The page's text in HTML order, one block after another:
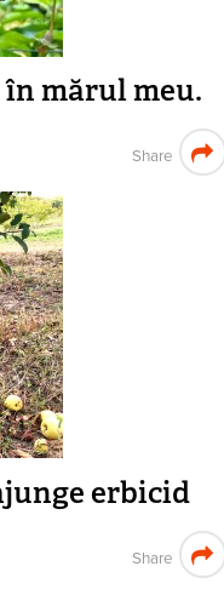
mărul meu.
Share
erbicid
Share